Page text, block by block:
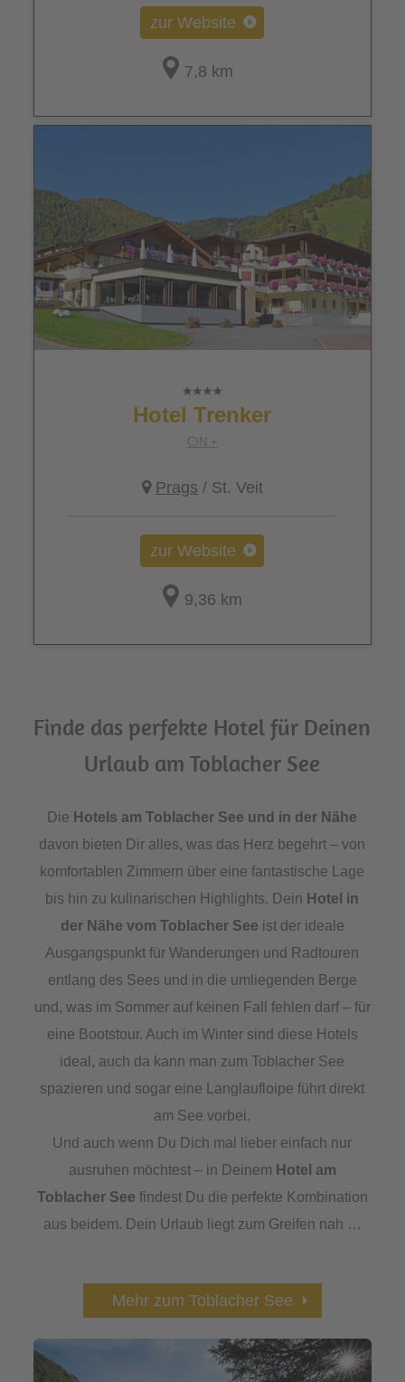
zur Website
7,8 km
Hotel Trenker
CIN +
Prags / St. Veit
zur Website
9,36 km
Finde das perfekte Hotel für Deinen
Urlaub am Toblacher See
Die Hotels am Toblacher See und in der Nähe
davon bieten Dir alles, was das Herz begehrt – von
komfortablen Zimmern über eine fantastische Lage
bis hin zu kulinarischen Highlights. Dein Hotel in
der Nähe vom Toblacher See ist der ideale
Ausgangspunkt für Wanderungen und Radtouren
entlang des Sees und in die umliegenden Berge
und, was im Sommer auf keinen Fall fehlen darf – für
eine Bootstour. Auch im Winter sind diese Hotels
ideal, auch da kann man zum Toblacher See
spazieren und sogar eine Langlaufloipe führt direkt
am See vorbei.
Und auch wenn Du Dich mal lieber einfach nur
ausruhen möchtest – in Deinem Hotel am
Toblacher See findest Du die perfekte Kombination
aus beidem. Dein Urlaub liegt zum Greifen nah …
Mehr zum Toblacher See